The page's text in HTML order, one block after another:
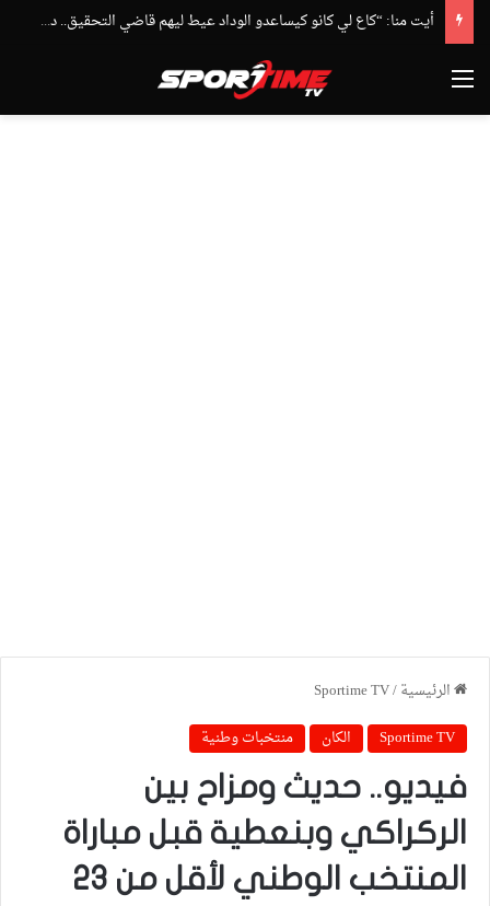
أيت منا: “كاع لي كانو كيساعدو الوداد عيط ليهم قاضي التحقيق.. دابا حتى شي واحد ما بقا باغي يعاون”
القائمة
الرئيسية/
Sportime TV
Sportime TV
الكان منتخبات وطنية
فيديو.. حديث ومزاح بين
الركراكي وبنعطية قبل مباراة
المنتخب الوطني لأقل من 23